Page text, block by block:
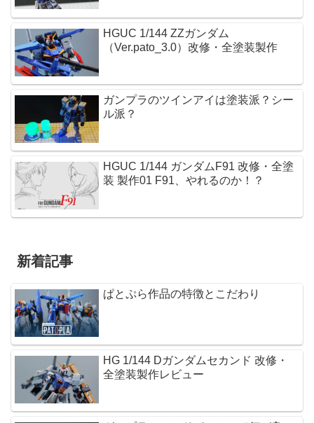
HGUC 1/144 ZZガンダム
（Ver.pato_3.0）改修・全塗装製作
ガンプラのツインアイは塗装派？シー
ル派？
HGUC 1/144 ガンダムF91 改修・全塗
装 製作01 F91、やれるのか！？
新着記事
ぱとぷら作品の特徴とこだわり
HG 1/144 Dガンダムセカンド 改修・
全塗装製作レビュー